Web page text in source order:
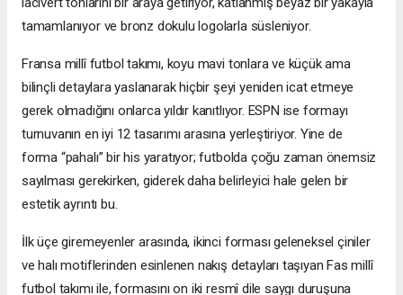
tamamlanıyor ve bronz dokulu logolarla süsleniyor.
Fransa millî futbol takımı, koyu mavi tonlara ve küçük ama
bilinçli detaylara yaslanarak hiçbir şeyi yeniden icat etmeye
gerek olmadığını onlarca yıldır kanıtlıyor. ESPN ise formayı
turnuvanın en iyi 12 tasarımı arasına yerleştiriyor. Yine de
forma “pahalı” bir his yaratıyor; futbolda çoğu zaman önemsiz
sayılması gerekirken, giderek daha belirleyici hale gelen bir
estetik ayrıntı bu.
İlk üçe giremeyenler arasında, ikinci forması geleneksel çiniler
ve halı motiflerinden esinlenen nakış detayları taşıyan Fas millî
futbol takımı ile, formasını on iki resmî dile saygı duruşuna